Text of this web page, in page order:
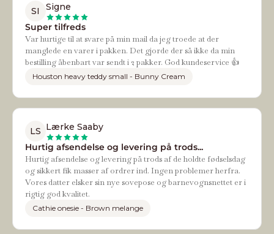
SI
Signe
Super tilfreds
Var hurtige til at svare på min mail da jeg troede at der
manglede en varer i pakken. Det gjorde der så ikke da min
bestilling åbenbart var sendt i 2 pakker. God kundeservice 👍
Houston heavy teddy small - Bunny Cream
LS Lærke Saaby
Hurtig afsendelse og levering på trods...
Hurtig afsendelse og levering på trods af de holdte fødselsdag
og sikkert fik masser af ordrer ind. Ingen problemer herfra.
Vores datter elsker sin nye sovepose og barnevognsnettet er i
rigtig god kvalitet.
Cathie onesie - Brown melange